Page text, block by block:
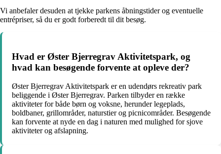
Vi anbefaler desuden at tjekke parkens åbningstider og eventuelle
entrépriser, så du er godt forberedt til dit besøg.
Hvad er Øster Bjerregrav Aktivitetspark, og
hvad kan besøgende forvente at opleve der?
Øster Bjerregrav Aktivitetspark er en udendørs rekreativ park
beliggende i Øster Bjerregrav. Parken tilbyder en række
aktiviteter for både børn og voksne, herunder legeplads,
boldbaner, grillområder, naturstier og picnicområder. Besøgende
kan forvente at nyde en dag i naturen med mulighed for sjove
aktiviteter og afslapning.